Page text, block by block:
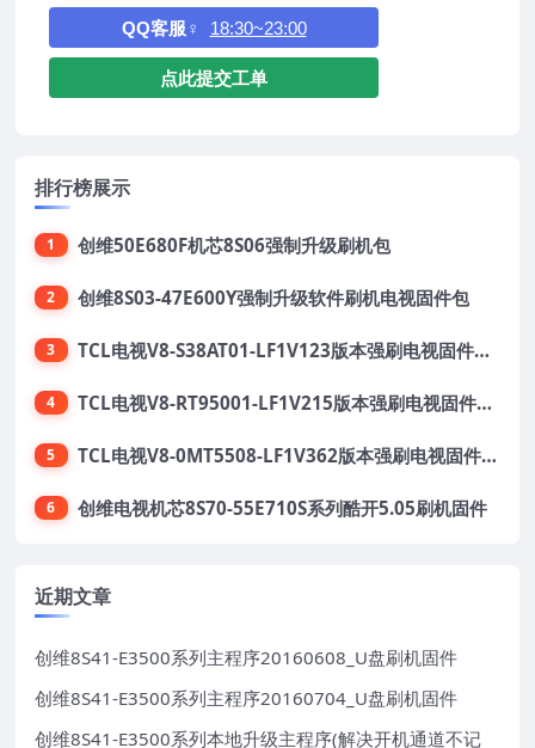
QQ客服♀ 18:30~23:00
点此提交工单
排行榜展示
1 创维50E680F机芯8S06强制升级刷机包
2 创维8S03-47E600Y强制升级软件刷机电视固件包
3 TCL电视V8-S38AT01-LF1V123版本强刷电视固件包下载
4 TCL电视V8-RT95001-LF1V215版本强刷电视固件包下载
5 TCL电视V8-0MT5508-LF1V362版本强刷电视固件包下载
6 创维电视机芯8S70-55E710S系列酷开5.05刷机固件
近期文章
创维8S41-E3500系列主程序20160608_U盘刷机固件
创维8S41-E3500系列主程序20160704_U盘刷机固件
创维8S41-E3500系列本地升级主程序(解决开机通道不记